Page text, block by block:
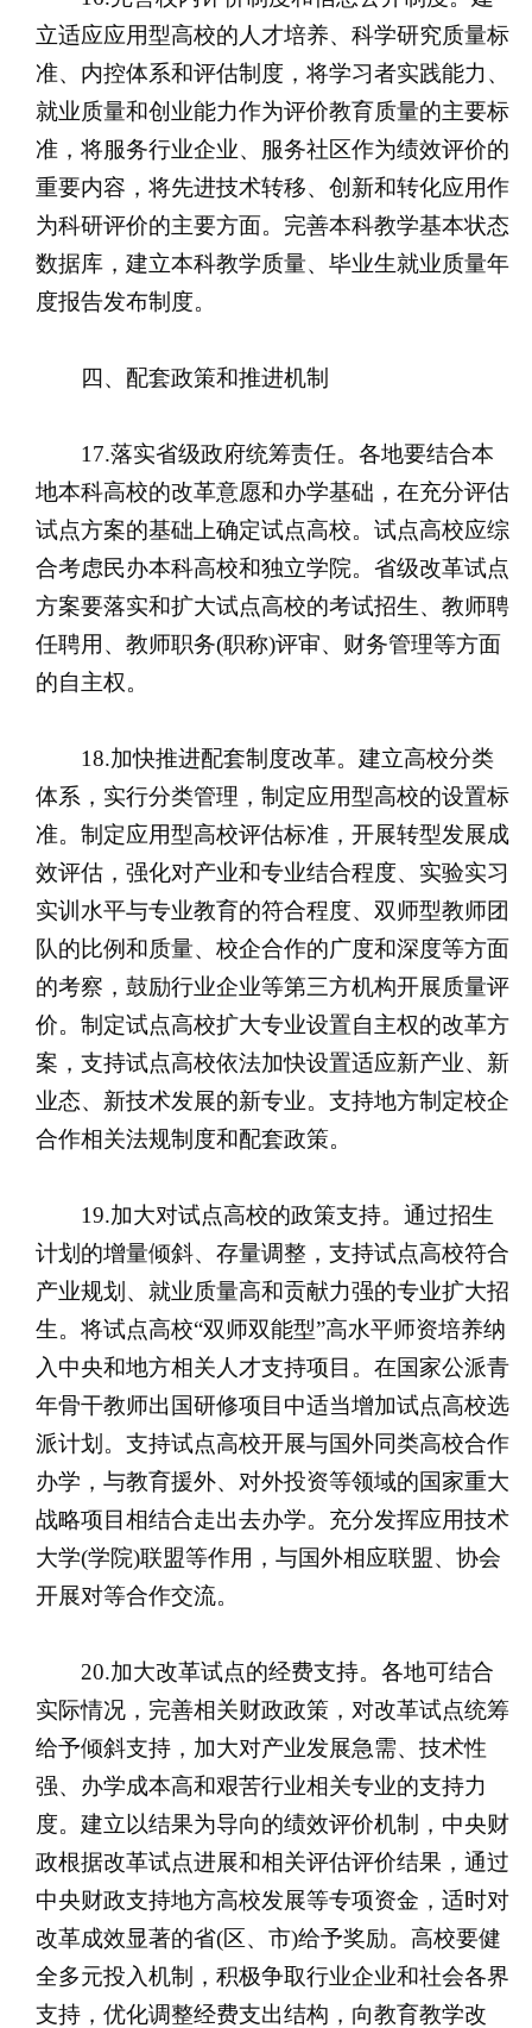
立适应应用型高校的人才培养、科学研究质量标
准、内控体系和评估制度，将学习者实践能力、
就业质量和创业能力作为评价教育质量的主要标
准，将服务行业企业、服务社区作为绩效评价的
重要内容，将先进技术转移、创新和转化应用作
为科研评价的主要方面。完善本科教学基本状态
数据库，建立本科教学质量、毕业生就业质量年
度报告发布制度。
四、配套政策和推进机制
17.落实省级政府统筹责任。各地要结合本
地本科高校的改革意愿和办学基础，在充分评估
试点方案的基础上确定试点高校。试点高校应综
合考虑民办本科高校和独立学院。省级改革试点
方案要落实和扩大试点高校的考试招生、教师聘
任聘用、教师职务(职称)评审、财务管理等方面
的自主权。
18.加快推进配套制度改革。建立高校分类
体系，实行分类管理，制定应用型高校的设置标
准。制定应用型高校评估标准，开展转型发展成
效评估，强化对产业和专业结合程度、实验实习
实训水平与专业教育的符合程度、双师型教师团
队的比例和质量、校企合作的广度和深度等方面
的考察，鼓励行业企业等第三方机构开展质量评
价。制定试点高校扩大专业设置自主权的改革方
案，支持试点高校依法加快设置适应新产业、新
业态、新技术发展的新专业。支持地方制定校企
合作相关法规制度和配套政策。
19.加大对试点高校的政策支持。通过招生
计划的增量倾斜、存量调整，支持试点高校符合
产业规划、就业质量高和贡献力强的专业扩大招
生。将试点高校“双师双能型”高水平师资培养纳
入中央和地方相关人才支持项目。在国家公派青
年骨干教师出国研修项目中适当增加试点高校选
派计划。支持试点高校开展与国外同类高校合作
办学，与教育援外、对外投资等领域的国家重大
战略项目相结合走出去办学。充分发挥应用技术
大学(学院)联盟等作用，与国外相应联盟、协会
开展对等合作交流。
20.加大改革试点的经费支持。各地可结合
实际情况，完善相关财政政策，对改革试点统筹
给予倾斜支持，加大对产业发展急需、技术性
强、办学成本高和艰苦行业相关专业的支持力
度。建立以结果为导向的绩效评价机制，中央财
政根据改革试点进展和相关评估评价结果，通过
中央财政支持地方高校发展等专项资金，适时对
改革成效显著的省(区、市)给予奖励。高校要健
全多元投入机制，积极争取行业企业和社会各界
支持，优化调整经费支出结构，向教育教学改